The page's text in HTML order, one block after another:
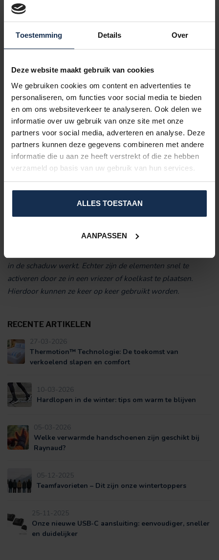
Toestemming Details Over
Deze website maakt gebruik van cookies
We gebruiken cookies om content en advertenties te
personaliseren, om functies voor social media te bieden
en om ons websiteverkeer te analyseren. Ook delen we
informatie over uw gebruik van onze site met onze
partners voor social media, adverteren en analyse. Deze
partners kunnen deze gegevens combineren met andere
informatie die u aan ze heeft verstrekt of die ze hebben
verzameld op basis van uw gebruik van hun services.
ALLES TOESTAAN
AANPASSEN
tot 4 uur en is ideaal voor fabrieksmedewerkers die bij
hoge temperaturen werken. In een pauze zijn de
elementen eenvoudig en snel opnieuw te activeren
plaatsen.
C24: Deze elementen zijn het meest gekozen, gezien
de aangename temperatuur van 24 graden en
daarnaast zijn ze ideaal voor alledaags gebruik zoals
fietsen, wandelen en motorrijden. Deze elementen
bieden een langere verkoeling, zo’n 2 tot 6 uur.
C28: Wilt u een hele dag op één lading verkoeling?
Dan adviseren we de C28. Met een temperatuur van
zo’n 28 graden geeft het een lichte verkoeling en is het
ideaal voor langere (werk)shifts.
omgevingstemperatuur. Werkt u in volle zon bij hogere
in de schaduw werkt. Echter zijn de elementen snel te
activeren door ze in een vriezer of koelkast te plaatsen.
Hierdoor kunnen ze keer op keer gebruikt worden.
RECENTE ARTIKELEN
27-03-2026
Thermotion™ Technologie: De toekomst van
verkoelend slapen en comfort
10-03-2026
Hardlopen in de winter: tips om warm te blijven
05-03-2026
Welke verwarmde handschoenen zijn geschikt bij
Raynaud?
05-12-2025
Teamfavorieten – Dit zijn onze wintertoppers
25-11-2025
Onze nieuwe USB-C aansluiting: eenvoudiger, sneller
en duidelijker